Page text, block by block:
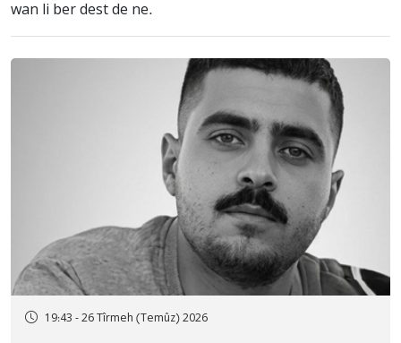
wan li ber dest de ne.
19:43 - 26 Tîrmeh (Temûz) 2026